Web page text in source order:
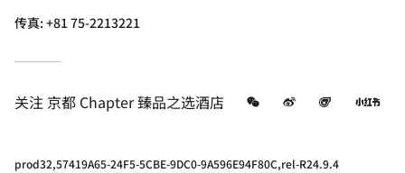
传真:+81 75-2213221
关注 京都 Chapter 臻品之选酒店 微信 微博 飞猪 小
prod32,57419A65-24F5-5CBE-9DC0-9A596E94F80C,rel-R24.9.4